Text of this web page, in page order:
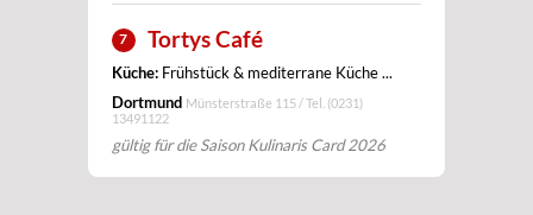
7 Tortys Café
Küche: Frühstück & mediterrane Küche ...
Dortmund Münsterstraße 115 / Tel. (0231)
13491122
gültig für die Saison Kulinaris Card 2026